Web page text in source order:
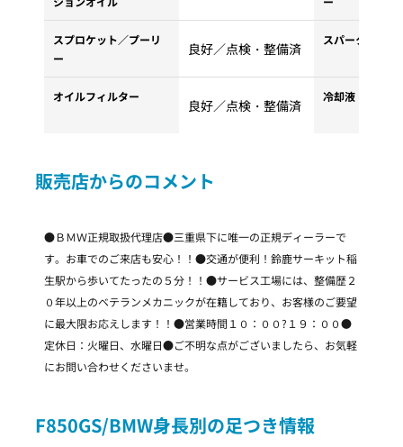
スプロケット／プーリ
ー
良好／点検・整備済
スパークプラグ
オイルフィルター
良好／点検・整備済
冷却液・クーラ
販売店からのコメント
●ＢＭＷ正規取扱代理店●三重県下に唯一の正規ディーラーで
す。お車でのご来店も安心！！●交通が便利！鈴鹿サーキット稲
生駅から歩いてたったの５分！！●サービス工場には、整備歴２
０年以上のベテランメカニックが在籍しており、お客様のご要望
に最大限お応えします！！●営業時間１０：００?１９：００●
定休日：火曜日、水曜日●ご不明な点がございましたら、お気軽
にお問い合わせくださいませ。
F850GS/BMW身長別の足つき情報